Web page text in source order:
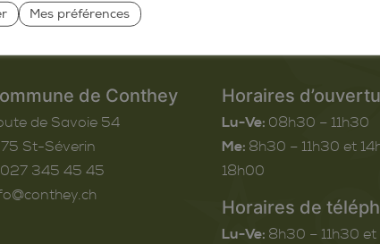
de Conthey
de Savoie 54
St-Séverin
027 345 45 45
Horaires
Lu-Ve: 08h30 – 11h30
Me: 8h30 – 11h30 et
18h00
Horaires de
Lu-Ve: 8h30 – 11h30 et
Mes préférences